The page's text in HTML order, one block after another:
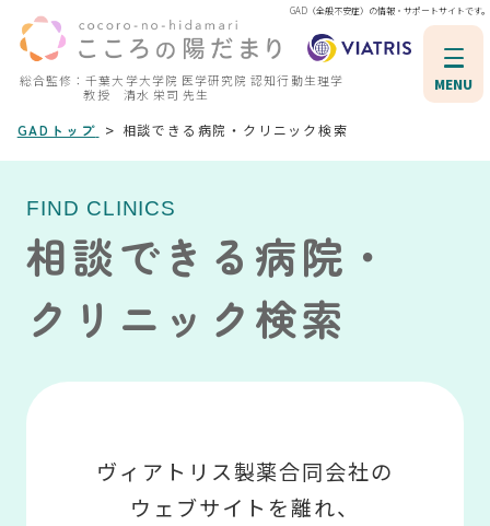
総合監修：千葉大学大学院 医学研究院 認知行動生理学
教授 清水 栄司 先生
GAD（全般不安症）の情報・サポートサイトです。
MENU
GADトップ > 相談できる病院・クリニック検索
FIND CLINICS
相談できる病院・
クリニック検索
ヴィアトリス製薬合同会社の
ウェブサイトを離れ、